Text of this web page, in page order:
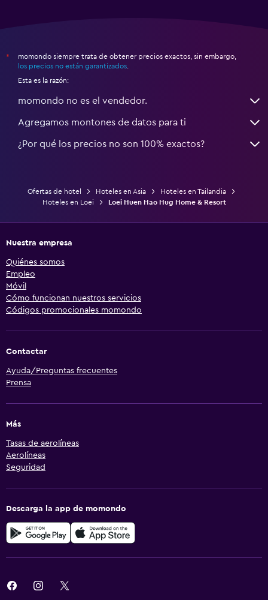
*
momondo siempre trata de obtener precios exactos, sin embargo,
los precios no están garantizados
Esta es la razón:
momondo no es el vendedor.
Agregamos montones de datos para ti
¿Por qué los precios no son 100% exactos?
Ofertas de hotel Hoteles en Asia
Hoteles en Tailandia
Hoteles en Loei
Loei Huen Hao Hug Home & Resort
Nuestra empresa
Quiénes somos
Empleo
Móvil
Cómo funcionan nuestros servicios
Códigos promocionales momondo
Contactar
Ayuda/Preguntas frecuentes
Prensa
Más
Tasas de aerolíneas
Aerolíneas
Seguridad
Descarga la app de momondo